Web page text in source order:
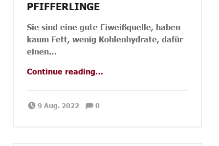
PFIFFERLINGE
Sie sind eine gute Eiweißquelle, haben
kaum Fett, wenig Kohlenhydrate, dafür
einen…
Continue reading…
9 Aug. 2022 Janina Priano Comments:
0